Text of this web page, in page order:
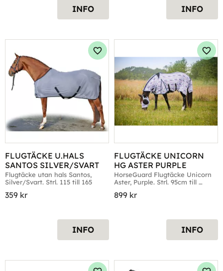
INFO INFO
FLUGTÄCKE U.HALS
SANTOS SILVER/SVART
Flugtäcke utan hals Santos,
Silver/Svart. Strl. 115 till 165
359 kr
Lägg till i favoriter
INFO
FLUGTÄCKE UNICORN
HG ASTER PURPLE
HorseGuard Flugtäcke Unicorn
Aster, Purple. Strl. 95cm till
899 kr
INFO